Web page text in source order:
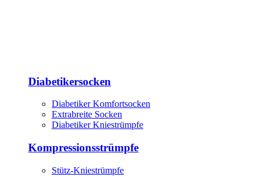
Diabetikersocken
Diabetiker Komfortsocken
Extrabreite Socken
Diabetiker Kniestrümpfe
Kompressionsstrümpfe
Stütz-Kniestrümpfe